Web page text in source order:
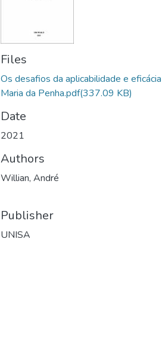
Files
Os desafios da aplicabilidade e
Maria da Penha.pdf(337.09 KB)
Date
2021
Authors
Willian, André
Publisher
UNISA